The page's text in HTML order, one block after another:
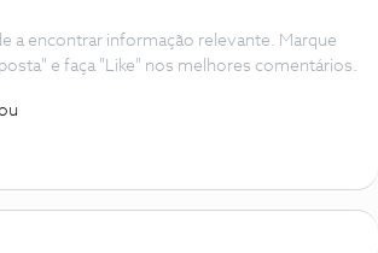
a encontrar informação relevante. Marque
e faça "Like" nos melhores comentários.